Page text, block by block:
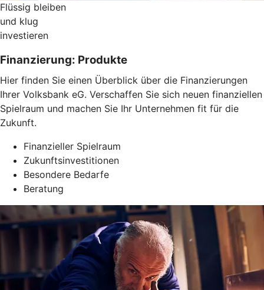
Flüssig bleiben
und klug
investieren
Finanzierung: Produkte
Hier finden Sie einen Überblick über die Finanzierungen
Ihrer Volksbank eG. Verschaffen Sie sich neuen finanziellen
Spielraum und machen Sie Ihr Unternehmen fit für die
Zukunft.
Finanzieller Spielraum
Zukunftsinvestitionen
Besondere Bedarfe
Beratung